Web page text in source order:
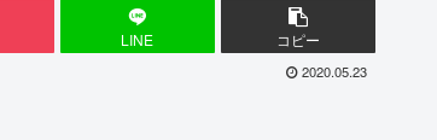
LINE コピー
2020.05.23